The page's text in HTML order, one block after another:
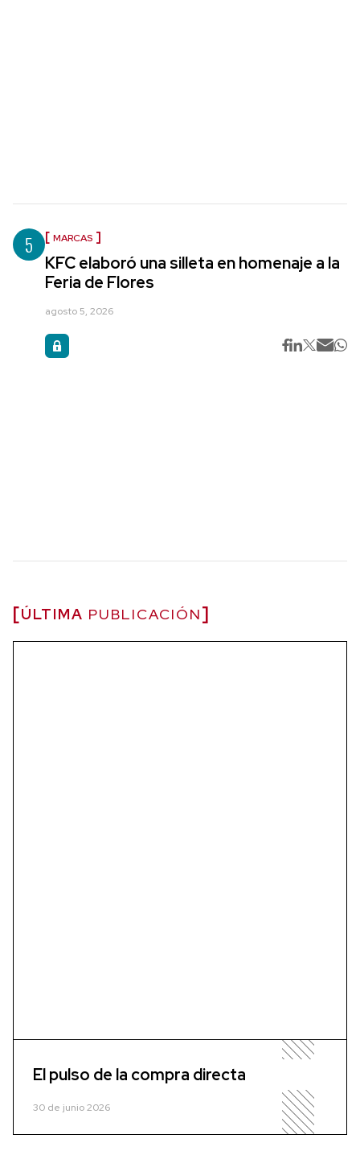
5 MARCAS
KFC elaboró una silleta en homenaje a la
Feria de Flores
agosto 5, 2026
ÚLTIMA PUBLICACIÓN
El pulso de la compra directa
30 de junio 2026